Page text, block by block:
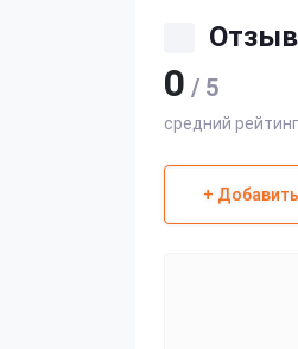
0 / 5
средний
+